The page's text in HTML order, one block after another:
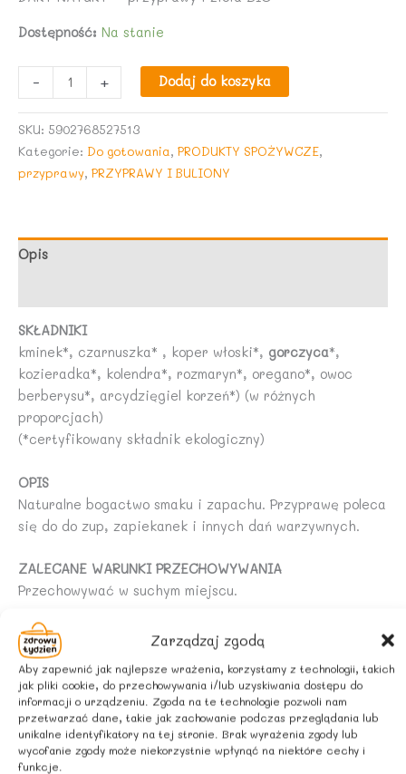
Zarządzaj zgodą
Aby zapewnić jak najlepsze wrażenia, korzystamy z technologii, takich
jak pliki cookie, do przechowywania i/lub uzyskiwania dostępu do
informacji o urządzeniu. Zgoda na te technologie pozwoli nam
przetwarzać dane, takie jak zachowanie podczas przeglądania lub
unikalne identyfikatory na tej stronie. Brak wyrażenia zgody lub
wycofanie zgody może niekorzystnie wpłynąć na niektóre cechy i
funkcje.
Dostępność: Na stanie
-
Przyprawa
wegetariańskich
BIO
-
+ Dodaj do koszyka
SKU: 5902768527513
Kategorie: Do gotowania, PRODUKTY SPOŻYWCZE,
przyprawy, PRZYPRAWY I BULIONY
Opis
SKŁADNIKI
kminek*, czarnuszka* , koper włoski*, gorczyca*,
kozieradka*, kolendra*, rozmaryn*, oregano*, owoc
berberysu*, arcydzięgiel korzeń*) (w różnych
proporcjach)
(*certyfikowany składnik ekologiczny)
OPIS
Naturalne bogactwo smaku i zapachu. Przyprawę poleca
się do do zup, zapiekanek i innych dań warzywnych.
ZALECANE WARUNKI PRZECHOWYWANIA
Przechowywać w suchym miejscu.
Wyprodukowano w Polsce.
Podobne produkty